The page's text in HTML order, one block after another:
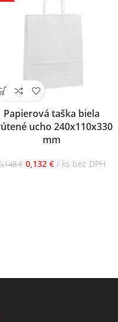
Papierová taška biela
ucho 240x110x330
mm
€ 0,132 € ks bez DPH